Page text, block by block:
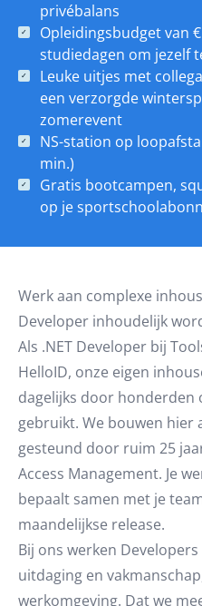
privébalans
Opleidingsbudget van
studiedagen om jezelf
Leuke uitjes met
een verzorgde
zomerevent
NS-station op
min.)
Gratis bootcampen,
op je
Werk aan complexe
Developer inhoudelijk
Als .NET Developer bij
HelloID, onze eigen
dagelijks door honderden
gebruikt. We bouwen hier
gesteund door ruim 25
Access Management. Je
bepaalt samen met je
maandelijkse release.
Bij ons werken
uitdaging en
werkomgeving. Dat we